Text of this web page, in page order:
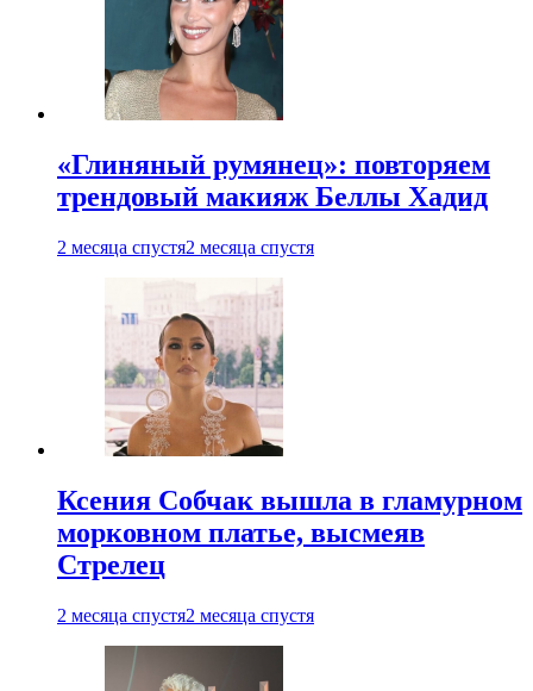
«Глиняный румянец»: повторяем
трендовый макияж Беллы Хадид
2 месяца спустя2 месяца спустя
Ксения Собчак вышла в гламурном
морковном платье, высмеяв
Стрелец
2 месяца спустя2 месяца спустя